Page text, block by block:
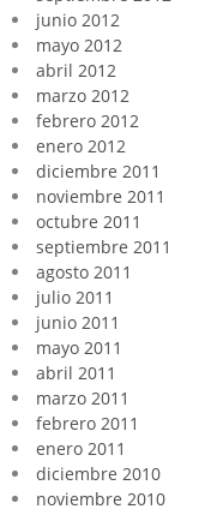
junio 2012
mayo 2012
abril 2012
marzo 2012
febrero 2012
enero 2012
diciembre 2011
noviembre 2011
octubre 2011
septiembre 2011
agosto 2011
julio 2011
junio 2011
mayo 2011
abril 2011
marzo 2011
febrero 2011
enero 2011
diciembre 2010
noviembre 2010